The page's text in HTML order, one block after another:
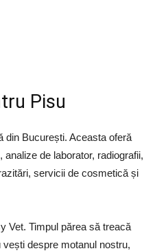
Pisu
din București. Aceasta oferă
analize de laborator, radiografii,
servicii de cosmetică și
Vet. Timpul părea să treacă
despre motanul nostru,